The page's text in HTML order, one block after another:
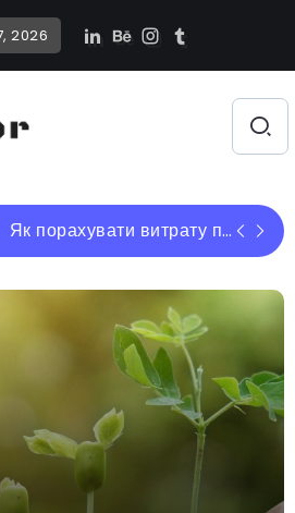
2026
Флеболог в AXEL Clinic: як повернути легкість, здоров’я та красу вашим ногам